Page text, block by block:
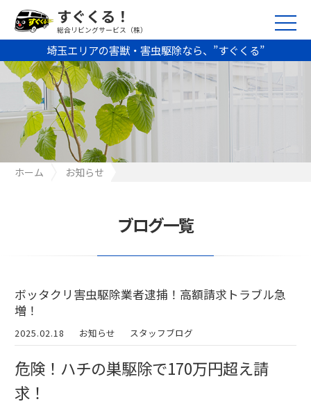
埼玉エリアの害獣・害虫駆除なら、”すぐくる”
すぐくる！
総合リビングサービス（株）
ホーム
お知らせ
ブログ一覧
ボッタクリ害虫駆除業者逮捕！高額請求トラブル急
増！
2025.02.18 お知らせ スタッフブログ
危険！ハチの巣駆除で170万円超え請
求！